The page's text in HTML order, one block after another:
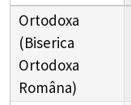
Ortodoxa
(Biserica
Ortodoxa
Româna)